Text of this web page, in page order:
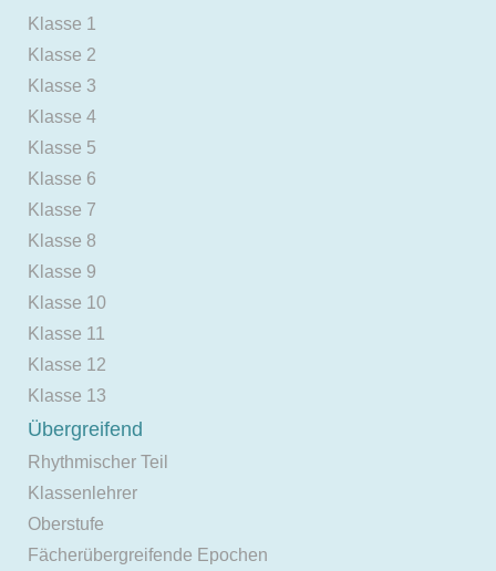
Klasse 1
Klasse 2
Klasse 3
Klasse 4
Klasse 5
Klasse 6
Klasse 7
Klasse 8
Klasse 9
Klasse 10
Klasse 11
Klasse 12
Klasse 13
Übergreifend
Rhythmischer Teil
Klassenlehrer
Oberstufe
Fächerübergreifende Epochen